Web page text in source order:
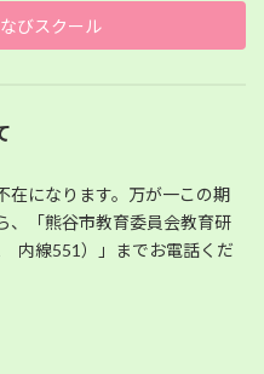
びスクール
在になります。万が一この期
、「熊谷市教育委員会教育研
内線551）」までお電話くだ